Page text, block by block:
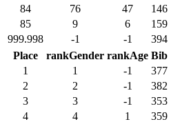
84
76 47 146
85
9 6 159
999.998
-1 -1 394
Place
rankGender rankAge Bib
1
1 -1 377
2
2 -1 382
3
3 -1 353
4
4 1 359